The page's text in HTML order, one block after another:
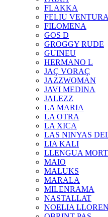
FLAKKA
FELIU VENTURA
FILOMENA
GOS D
GROGGY RUDE
GUINEU
HERMANO L
JAÇ VORAÇ
JAZZWOMAN
JAVI MEDINA
JALEZZ
LA MARIA
LA OTRA
LA XICA
LAS NINYAS
LIA KALI
LLENGUA
MAIO
MALUKS
MARALA
MILENRAMA
NASTALLAT
NOELIA